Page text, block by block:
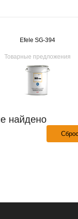
Efele SG-394
Товарные предложения
найдено